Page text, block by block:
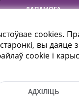
ДАПАМОГА
cookies.
вы даяце
cookie і
АДХІЛІЦЬ